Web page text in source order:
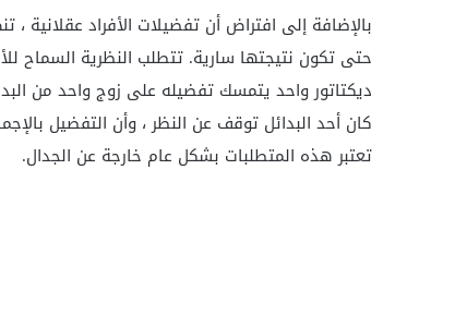
بالإضافة إلى افتراض أن تفضيلات الأفراد عقلانية
حتى تكون نتيجتها سارية. تتطلب النظرية السماح
ديكتاتور واحد يتمسك تفضيله على زوج واحد من
كان أحد البدائل توقف عن النظر ، وأن التفضيل
تعتبر هذه المتطلبات بشكل عام خارجة عن الجدال.